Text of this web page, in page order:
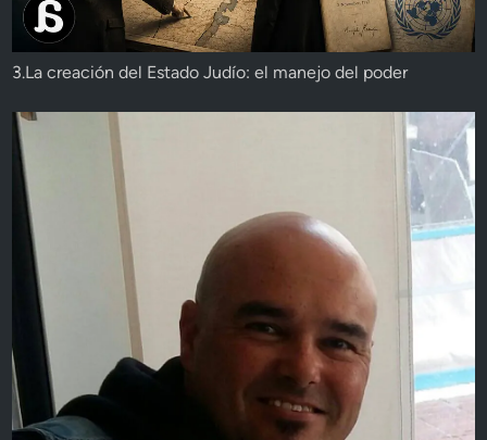
3.La creación del Estado Judío: el manejo del poder